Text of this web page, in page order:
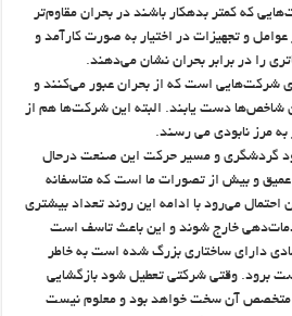
که کمتر بدهکار باشند در بحران مقاوم‌تر
و تجهیزات در اختیار به صورت کارآمد و
را در برابر بحران نشان می‌دهند.
شرکت‌هایی است که از بحران عبور می‌کنند و
شاخص‌ها دست یابند. البته این شرکت‌ها هم از
به مرز نابودی می رسند.
گردشگری و مسیر حرکت این صنعت درحال
عمیق و بیش از تصورات ما است که متاسفانه
می‌رود با ادامه این روند تعداد بیشتری
خارج شوند و این باعث تاسف است
دارای ساختاری بزرگ شده است به خاطر
برود. وقتی شرکتی تعطیل شود بازگشایی
متخصص آن سخت خواهد بود و معلوم نیست